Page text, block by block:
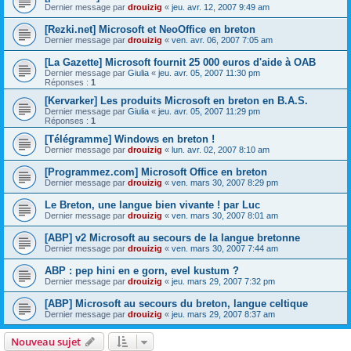
Dernier message par drouizig « jeu. avr. 12, 2007 9:49 am
[Rezki.net] Microsoft et NeoOffice en breton
Dernier message par drouizig « ven. avr. 06, 2007 7:05 am
[La Gazette] Microsoft fournit 25 000 euros d'aide à OAB
Dernier message par Giulia « jeu. avr. 05, 2007 11:30 pm
Réponses : 1
[Kervarker] Les produits Microsoft en breton en B.A.S.
Dernier message par Giulia « jeu. avr. 05, 2007 11:29 pm
Réponses : 1
[Télégramme] Windows en breton !
Dernier message par drouizig « lun. avr. 02, 2007 8:10 am
[Programmez.com] Microsoft Office en breton
Dernier message par drouizig « ven. mars 30, 2007 8:29 pm
Le Breton, une langue bien vivante ! par Luc
Dernier message par drouizig « ven. mars 30, 2007 8:01 am
[ABP] v2 Microsoft au secours de la langue bretonne
Dernier message par drouizig « ven. mars 30, 2007 7:44 am
ABP : pep hini en e gorn, evel kustum ?
Dernier message par drouizig « jeu. mars 29, 2007 7:32 pm
[ABP] Microsoft au secours du breton, langue celtique
Dernier message par drouizig « jeu. mars 29, 2007 8:37 am
Nouveau sujet